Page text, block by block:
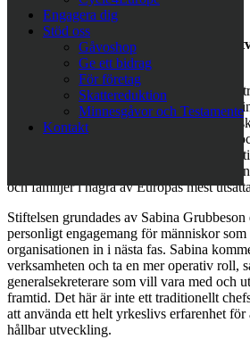
Engagera dig
Stöd oss
Gåvoshop
Ge ett bidrag
För företag
Skattereduktion
Minnesgåvor och Testamente
Kontakt
generalsekreterare
Vill du använda din erfarenhet, ditt
för att skapa verklig förändring?
Loza Foundation arbetar för att minska
mest utsatta områden. Genom långsiktiga
familjer och särskilt utsatta människor att
genom utbildning, egen försörjning och
2017 har Loza Foundation genom
utbildningsinsatser och familjestöd nått
och familjer i några av Europas mest
Stiftelsen grundades av Sabina Grubbeson
personligt engagemang för människor
organisationen in i nästa fas. Sabina
verksamheten och ta en mer operativ roll,
generalsekreterare som vill vara med och
framtid. Det här är inte ett traditionellt
att använda ett helt yrkeslivs erfarenhet
hållbar utveckling.